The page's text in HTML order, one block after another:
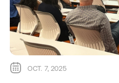
OCT. 7, 2025